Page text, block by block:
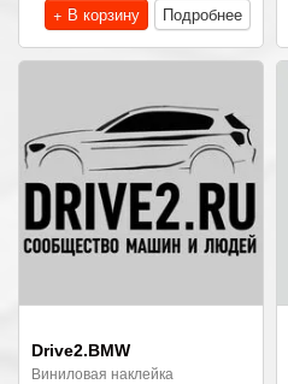
+ В корзину
Подробнее
Drive2.BMW
Виниловая наклейка